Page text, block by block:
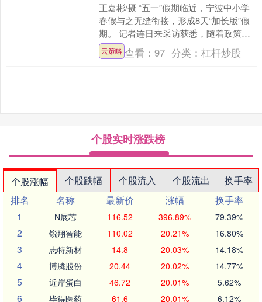
王嘉彬/摄 “五一”假期临近，宁波中小学
春假与之无缝衔接，形成8天“加长版”假
期。 记者连日来采访获悉，随着政策效
应持续释放，激发了不少家庭游客的出
行热情，旅游....
云策略 查看：97 分类：杠杆炒股
个股实时涨跌榜
个股涨幅 个股跌幅 个股流入 个股流出
换手率
排名
名称 最新价 涨幅
换手率
1
N展芯 116.52 396.89% 79.39%
2 锐翔智能 110.02 20.21% 16.80%
3 志特新材 14.8 20.03% 14.18%
4 博腾股份 20.44 20.02% 14.77%
5 近岸蛋白 46.72 20.01% 5.62%
6 毕得医药 61.6 20.01% 6.12%